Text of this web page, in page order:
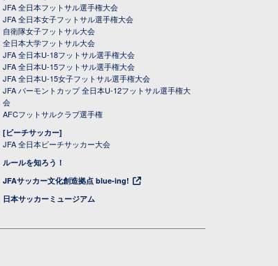
JFA 全日本フットサル選手権大会
JFA 全日本女子フットサル選手権大会
自衛隊女子フットサル大会
全日本大学フットサル大会
JFA 全日本U-18フットサル選手権大会
JFA 全日本U-15フットサル選手権大会
JFA 全日本U-15女子フットサル選手権大会
JFA バーモントカップ 全日本U-12フットサル選手権大
会
AFCフットサルクラブ選手権
[ビーチサッカー]
JFA 全日本ビーチサッカー大会
ルールを知ろう！
JFAサッカー文化創造拠点 blue-ing!
日本サッカーミュージアム